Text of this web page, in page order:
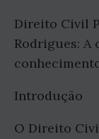
Direito Civil
Rodrigues: A
Introdução
O Direito